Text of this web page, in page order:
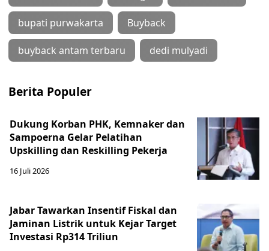
bupati purwakarta Buyback
buyback antam terbaru dedi mulyadi
Berita Populer
Dukung Korban PHK, Kemnaker dan
Sampoerna Gelar Pelatihan
Upskilling dan Reskilling Pekerja
16 Juli 2026
Jabar Tawarkan Insentif Fiskal dan
Jaminan Listrik untuk Kejar Target
Investasi Rp314 Triliun